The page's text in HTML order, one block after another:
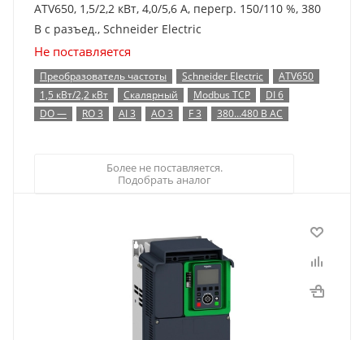
ATV650, 1,5/2,2 кВт, 4,0/5,6 А, перегр. 150/110 %, 380
В с разъед., Schneider Electric
Не поставляется
Преобразователь частоты Schneider Electric
ATV650
1,5 кВт/2,2 кВт
Скалярный Modbus TCP
DI 6
DO —
RO 3 AI 3 AO 3 F 3 380…480 В AC
Более не поставляется.
Подобрать аналог